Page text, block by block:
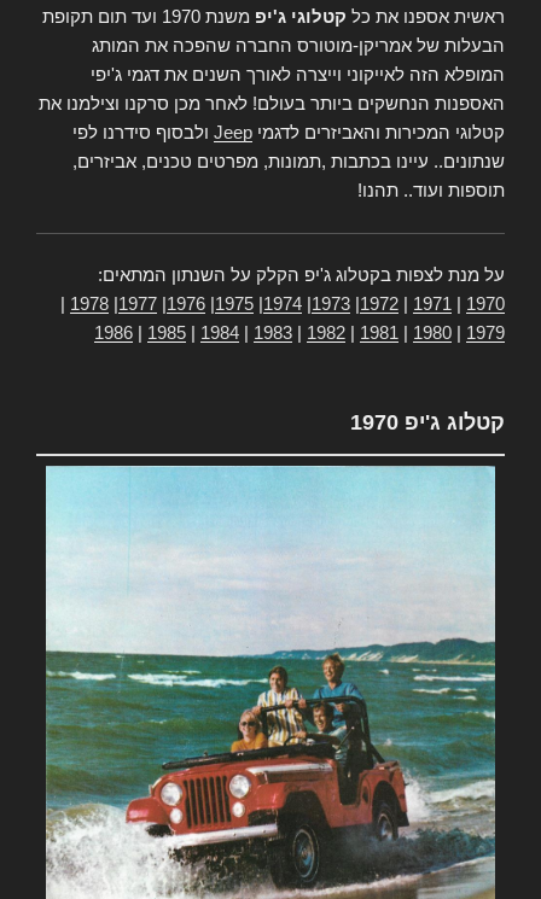
ראשית אספנו את כל קטלוגי ג'יפ
משנת 1970 ועד תום תקופת
הבעלות של אמריקן-מוטורס החברה שהפכה את המותג
המופלא הזה לאייקוני וייצרה לאורך השנים את דגמי ג'יפי
האספנות הנחשקים ביותר בעולם! לאחר מכן סרקנו וצילמנו את
קטלוגי המכירות והאביזרים לדגמי Jeep ולבסוף סידרנו לפי
שנתונים.. עיינו בכתבות ,תמונות, מפרטים טכנים, אביזרים,
תוספות ועוד.. תהנו!
על מנת לצפות בקטלוג ג'יפ הקלק על השנתון המתאים:
1970
1971
1972
1973
1974
1975
1976
1977
1978
1979
1980
1981
1982
1983
1984
1985
1986
קטלוג ג'יפ 1970